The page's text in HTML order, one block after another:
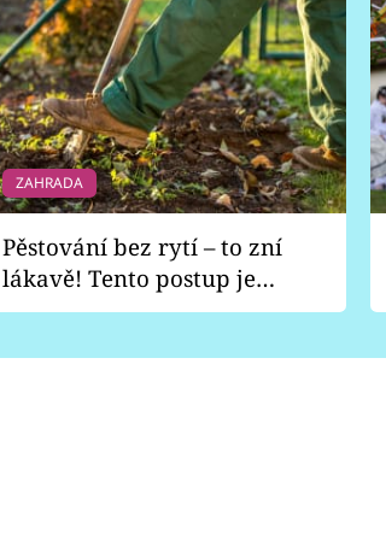
ZAHRADA
Pěstování bez rytí – to zní
lákavě! Tento postup je
vhodný jen pro některé